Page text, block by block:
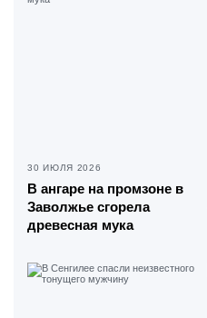
30 ИЮЛЯ 2026
В ангаре на промзоне в
Заволжье сгорела
древесная мука